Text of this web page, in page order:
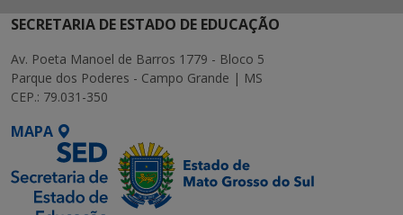
SECRETARIA DE ESTADO DE EDUCAÇÃO
Av. Poeta Manoel de Barros 1779 - Bloco 5
Parque dos Poderes - Campo Grande | MS
CEP.: 79.031-350
MAPA